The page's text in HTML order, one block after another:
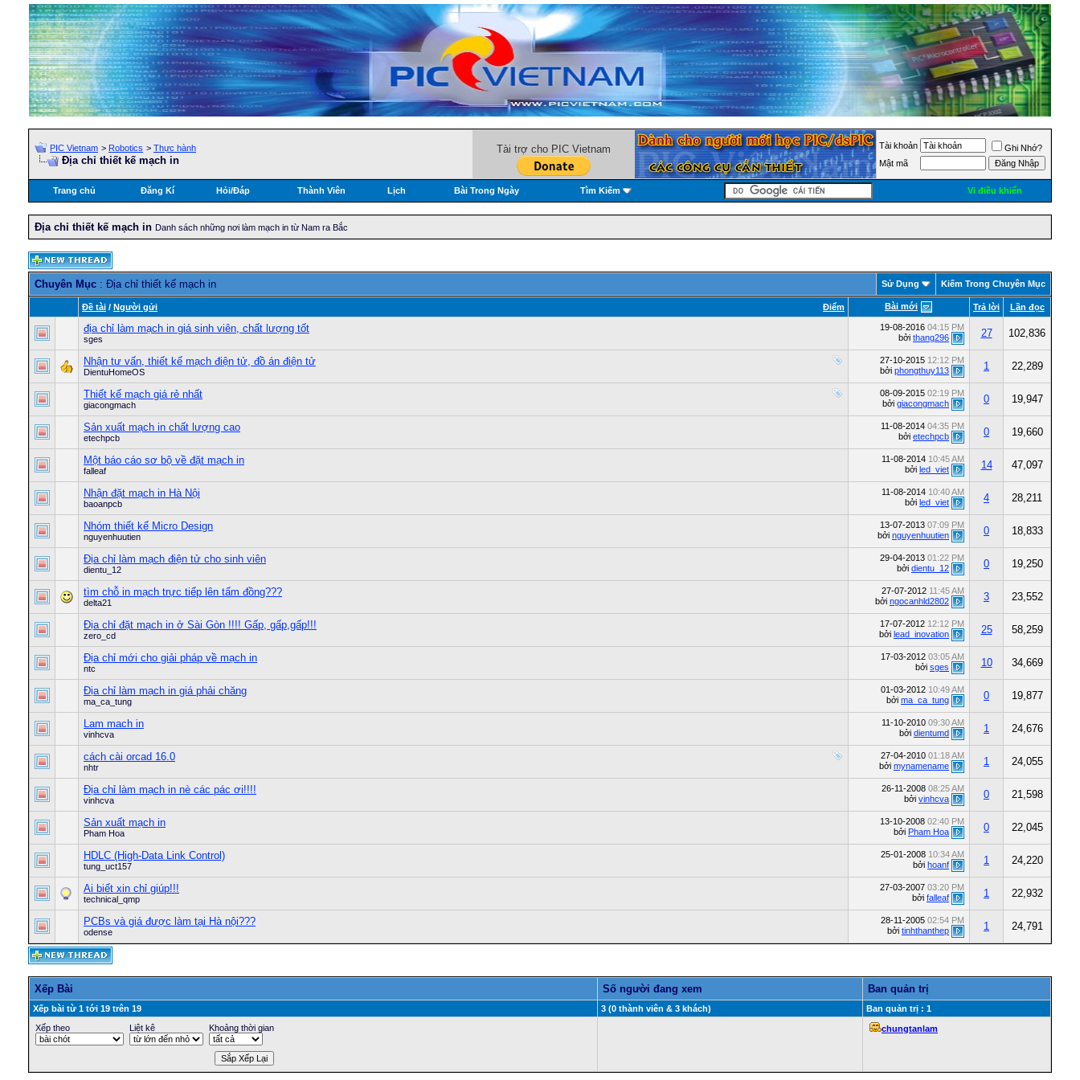
PIC Vietnam > Robotics > Thực hành
Địa chỉ thiết kế mạch in
Tài trợ cho PIC Vietnam Tài khoản
Ghi Nhớ?
Mật mã
Trang chủ Đăng Kí Hỏi/Ðáp Thành Viên Lịch Bài Trong Ngày Tìm Kiếm Vi điều khiển
Địa chỉ thiết kế mạch in Danh sách những nơi làm mạch in từ Nam ra Bắc
Chuyên Mục : Địa chỉ thiết kế mạch in Sử Dụng Kiếm Trong Chuyên Mục
Ðiểm
Ðề tài / Người gửi Bài mới Trả lời Lần đọc
địa chỉ làm mạch in giá sinh viên, chất lượng tốt
sges
19-08-2016 04:15 PM
bởi thang296 27 102,836
Nhận tư vấn, thiết kế mạch điện tử, đồ án điện tử
DientuHomeOS
27-10-2015 12:12 PM
bởi phongthuy113 1 22,289
Thiết kế mạch giá rẻ nhất
giacongmach
08-09-2015 02:19 PM
bởi giacongmach 0 19,947
Sản xuất mạch in chất lượng cao
etechpcb
11-08-2014 04:35 PM
bởi etechpcb 0 19,660
Một báo cáo sơ bộ về đặt mạch in
falleaf
11-08-2014 10:45 AM
bởi led_viet 14 47,097
Nhận đặt mạch in Hà Nội
baoanpcb
11-08-2014 10:40 AM
bởi led_viet 4 28,211
Nhóm thiết kế Micro Design
nguyenhuutien
13-07-2013 07:09 PM
bởi nguyenhuutien 0 18,833
Địa chỉ làm mạch điện tử cho sinh viên
dientu_12
29-04-2013 01:22 PM
bởi dientu_12 0 19,250
tìm chỗ in mạch trực tiếp lên tấm đồng???
delta21
27-07-2012 11:45 AM
bởi ngocanhld2802 3 23,552
Địa chỉ đặt mạch in ở Sài Gòn !!!! Gấp, gấp,gấp!!!
zero_cd
17-07-2012 12:12 PM
bởi lead_inovation 25 58,259
Địa chỉ mới cho giải pháp về mạch in
ntc
17-03-2012 03:05 AM
bởi sges 10 34,669
Địa chỉ làm mạch in giá phải chăng
ma_ca_tung
01-03-2012 10:49 AM
bởi ma_ca_tung 0 19,877
Lam mach in
vinhcva
11-10-2010 09:30 AM
bởi dientumd 1 24,676
cách cài orcad 16.0
nhtr
27-04-2010 01:18 AM
bởi mynamename 1 24,055
Địa chỉ làm mạch in nè các pác ơi!!!!
vinhcva
26-11-2008 08:25 AM
bởi vinhcva 0 21,598
Sản xuất mạch in
Pham Hoa
13-10-2008 02:40 PM
bởi Pham Hoa 0 22,045
HDLC (High-Data Link Control)
tung_uct157
25-01-2008 10:34 AM
bởi hoanf 1 24,220
Ai biết xin chỉ giúp!!!
technical_qmp
27-03-2007 03:20 PM
bởi falleaf 1 22,932
PCBs và giá được làm tại Hà nội???
odense
28-11-2005 02:54 PM
bởi tinhthanthep 1 24,791
Xếp Bài Số người đang xem Ban quản trị
Xếp bài từ 1 tới 19 trên 19 3 (0 thành viên & 3 khách)
Ban quản trị : 1
Xếp theo
Liệt kê Khoảng thời gian chungtanlam